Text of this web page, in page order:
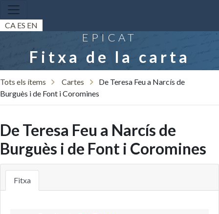
CA ES EN
EPICAT
Fitxa de la carta
Tots els ítems Cartes
De Teresa Feu a Narcís de
Burguès i de Font i Coromines
De Teresa Feu a Narcís de
Burguès i de Font i Coromines
Fitxa